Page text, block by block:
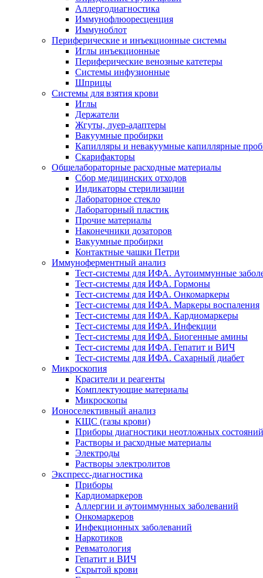
Аллергодиагностика
Иммунофлюоресценция
Иммуноблот
Периферические и инъекционные системы
Иглы инъекционные
Периферические венозные катетеры
Системы инфузионные
Шприцы
Системы для взятия крови
Иглы
Держатели
Жгуты, луер-адаптеры
Вакуумные пробирки
Капилляры и невакуумные капиллярные
Скарифакторы
Общелабораторные расходные материалы
Сбор медицинских отходов
Индикаторы стерилизации
Лабораторное стекло
Лабораторный пластик
Прочие материалы
Наконечники дозаторов
Вакуумные пробирки
Контактные чашки Петри
Иммуноферментный анализ
Тест-системы для ИФА. Аутоиммунные
Тест-системы для ИФА. Гормоны
Тест-системы для ИФА. Онкомаркеры
Тест-системы для ИФА. Маркеры воспаления
Тест-системы для ИФА. Кардиомаркеры
Тест-системы для ИФА. Инфекции
Тест-системы для ИФА. Биогенные амины
Тест-системы для ИФА. Гепатит и ВИЧ
Тест-системы для ИФА. Сахарный диабет
Микроскопия
Красители и реагенты
Комплектующие материалы
Микроскопы
Ионоселективный анализ
КЩС (газы крови)
Приборы диагностики неотложных состояний
Растворы и расходные материалы
Электроды
Растворы электролитов
Экспресс-диагностика
Приборы
Кардиомаркеров
Аллергии и аутоиммунных заболеваний
Онкомаркеров
Инфекционных заболеваний
Наркотиков
Ревматология
Гепатит и ВИЧ
Скрытой крови